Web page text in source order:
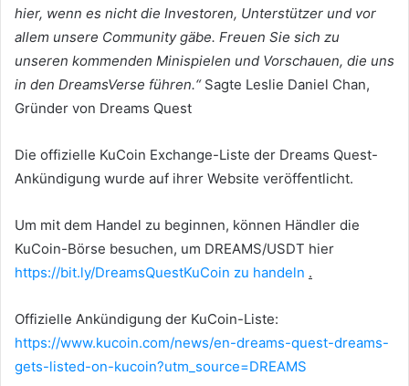
hier, wenn es nicht die Investoren, Unterstützer und vor
allem unsere Community gäbe. Freuen Sie sich zu
unseren kommenden Minispielen und Vorschauen, die uns
in den DreamsVerse führen.“ Sagte Leslie Daniel Chan,
Gründer von Dreams Quest
Die offizielle KuCoin Exchange-Liste der Dreams Quest-
Ankündigung wurde auf ihrer Website veröffentlicht.
Um mit dem Handel zu beginnen, können Händler die
KuCoin-Börse besuchen, um DREAMS/USDT hier
https://bit.ly/DreamsQuestKuCoin zu handeln .
Offizielle Ankündigung der KuCoin-Liste:
https://www.kucoin.com/news/en-dreams-quest-dreams-
gets-listed-on-kucoin?utm_source=DREAMS